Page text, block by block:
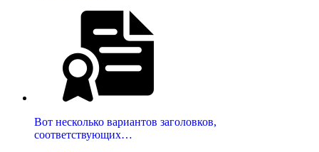
Вот несколько вариантов заголовков,
соответствующих…